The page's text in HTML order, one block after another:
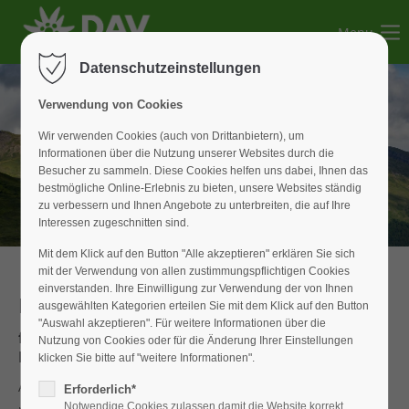
Der Eintrag "offcanvas-col2" existiert leider nicht.
Der Eintrag "offcanvas-col3" existiert leider nicht.
Der Eintrag "offcanvas-col4" existiert leider nicht.
Menu
KS-Kurs
für Anfänger am „Höhenglücksteig“ in der
Hersbrucker Schweiz
Auch in diesem Jahr fand der Klettersteig–Kurs der Sektion
Datenschutzeinstellungen
Verwendung von Cookies
Wir verwenden Cookies (auch von Drittanbietern), um
Informationen über die Nutzung unserer Websites durch die
Besucher zu sammeln. Diese Cookies helfen uns dabei, Ihnen das
bestmögliche Online-Erlebnis zu bieten, unsere Websites ständig
zu verbessern und Ihnen Angebote zu unterbreiten, die auf Ihre
Interessen zugeschnitten sind.
Mit dem Klick auf den Button "Alle akzeptieren" erklären Sie sich
mit der Verwendung von allen zustimmungspflichtigen Cookies
einverstanden. Ihre Einwilligung zur Verwendung der von Ihnen
ausgewählten Kategorien erteilen Sie mit dem Klick auf den Button
"Auswahl akzeptieren". Für weitere Informationen über die
Nutzung von Cookies oder für die Änderung Ihrer Einstellungen
klicken Sie bitte auf "weitere Informationen".
Erforderlich*
Notwendige Cookies zulassen damit die Website korrekt